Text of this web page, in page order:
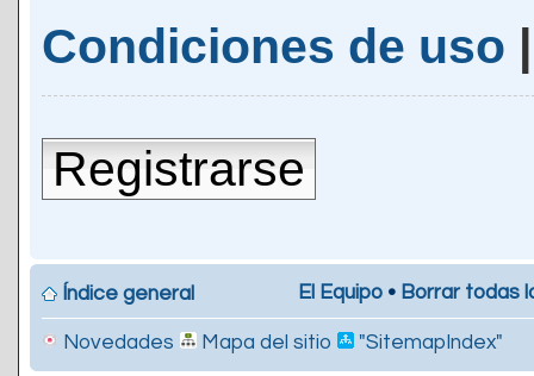
Condiciones de uso
Registrarse
Índice general El Equipo • Borrar todas
Novedades Mapa del sitio "SitemapIndex"